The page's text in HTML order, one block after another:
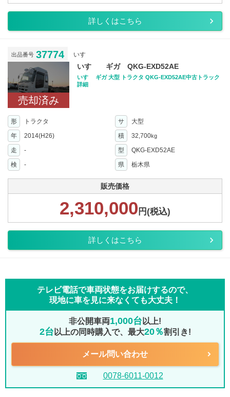
詳しくはこちら
出品番号 37774 いすゞ
売却済み
いすゞ ギガ QKG-EXD52AE
いすゞ ギガ 大型 トラクタ QKG-EXD52AE中古トラック
詳細
形 トラクタ サ
大型
年
2014(H26) 積 32,700kg
走 - 型
QKG-EXD52AE
検
- 県 栃木県
販売価格
2,310,000 円(税込)
詳しくはこちら
テレビ電話で車両状態をお届けするので、
現地に車を見に来なくても大丈夫！
非公開車両1,000台 以上!
2台 以上の同時購入で、最大20％割引き!
メール問い合わせ
0078-6011-0012